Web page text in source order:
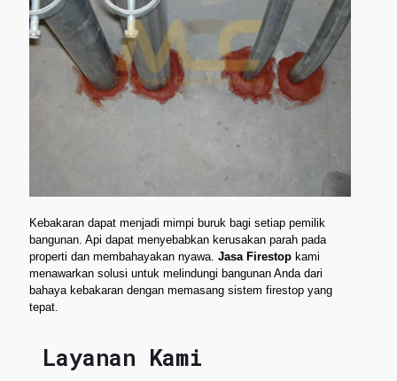
Kebakaran dapat menjadi mimpi buruk bagi setiap pemilik
bangunan. Api dapat menyebabkan kerusakan parah pada
properti dan membahayakan nyawa. Jasa Firestop kami
menawarkan solusi untuk melindungi bangunan Anda dari
bahaya kebakaran dengan memasang sistem firestop yang
tepat.
Layanan Kami